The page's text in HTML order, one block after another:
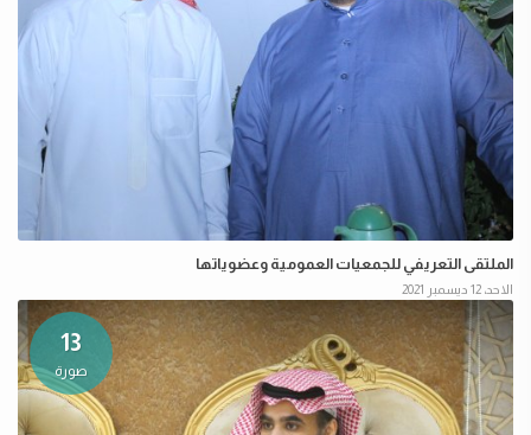
الملتقى التعريفي للجمعيات العمومية وعضوياتها
الاحد، 12 ديسمبر 2021
13
صورة